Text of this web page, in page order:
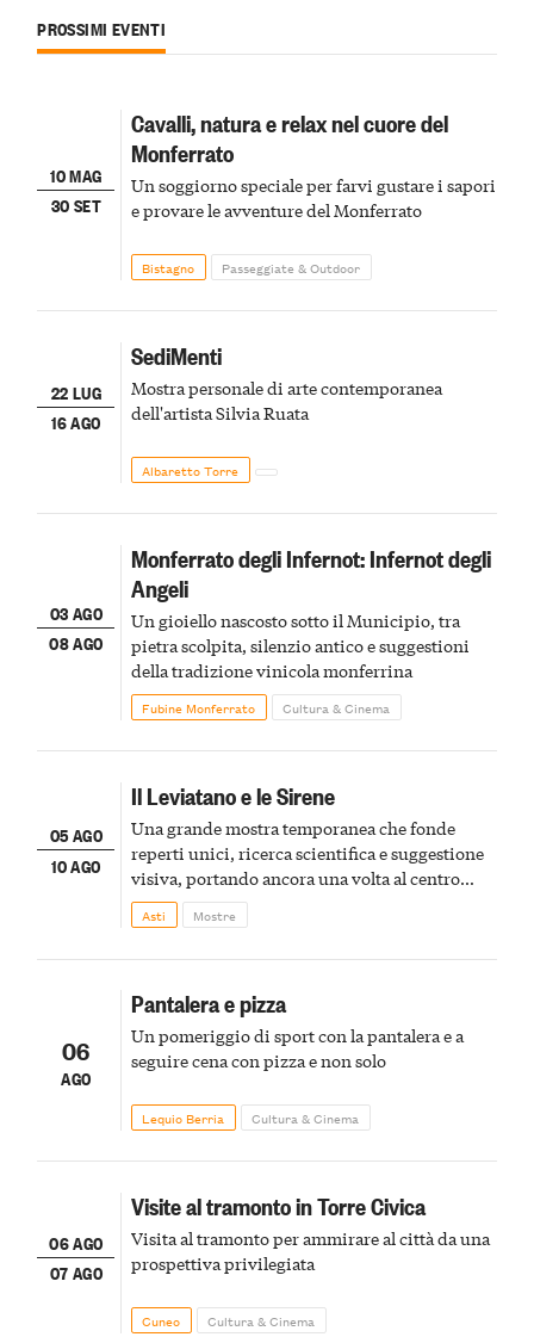
PROSSIMI EVENTI
10 MAG
30 SET
Cavalli, natura e relax nel cuore del
Monferrato
Un soggiorno speciale per farvi gustare i sapori
e provare le avventure del Monferrato
Bistagno Passeggiate & Outdoor
22 LUG
16 AGO
SediMenti
Mostra personale di arte contemporanea
dell'artista Silvia Ruata
Albaretto Torre
03 AGO
08 AGO
Monferrato degli Infernot: Infernot degli
Angeli
Un gioiello nascosto sotto il Municipio, tra
pietra scolpita, silenzio antico e suggestioni
della tradizione vinicola monferrina
Fubine Monferrato Cultura & Cinema
05 AGO
10 AGO
Il Leviatano e le Sirene
Una grande mostra temporanea che fonde
reperti unici, ricerca scientifica e suggestione
visiva, portando ancora una volta al centro
della scena le meraviglie del passato astigiano
Asti Mostre
06
AGO
Pantalera e pizza
Un pomeriggio di sport con la pantalera e a
seguire cena con pizza e non solo
Lequio Berria Cultura & Cinema
06 AGO
07 AGO
Visite al tramonto in Torre Civica
Visita al tramonto per ammirare al città da una
prospettiva privilegiata
Cuneo Cultura & Cinema